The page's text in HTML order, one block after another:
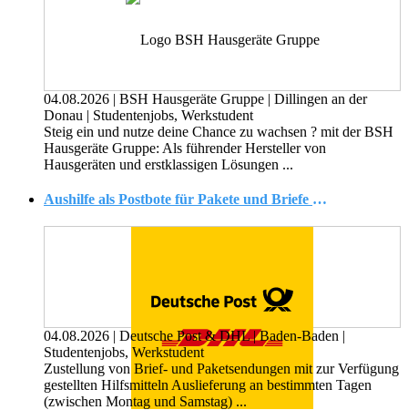
04.08.2026 | BSH Hausgeräte Gruppe | Dillingen an der
Donau | Studentenjobs, Werkstudent
Steig ein und nutze deine Chance zu wachsen ? mit der BSH
Hausgeräte Gruppe: Als führender Hersteller von
Hausgeräten und erstklassigen Lösungen ...
Aushilfe als Postbote für Pakete und Briefe (m/w/d) Kein Minijob!
04.08.2026 | Deutsche Post & DHL| Baden-Baden |
Studentenjobs, Werkstudent
Zustellung von Brief- und Paketsendungen mit zur Verfügung
gestellten Hilfsmitteln Auslieferung an bestimmten Tagen
(zwischen Montag und Samstag) ...